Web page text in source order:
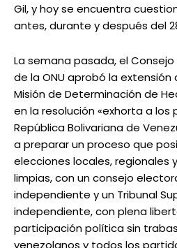
Gil, y hoy se encuentra
antes, durante y después del
La semana pasada, el
de la ONU aprobó la
Misión de Determinación de
en la resolución «exhorta a los
República Bolivariana de
a preparar un proceso que
elecciones locales, regionales
limpias, con un consejo
independiente y un Tribunal
independiente, con plena
participación política sin
venezolanos y todos los